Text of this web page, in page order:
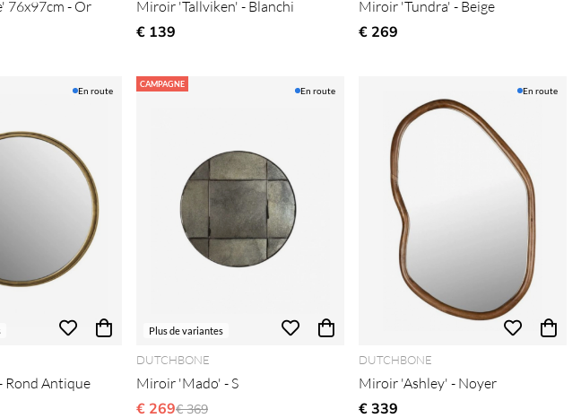
76x97cm - Or
Miroir 'Tallviken' - Blanchi
€ 139
Miroir 'Tundra' - Beige
€ 269
En route
Antique
CAMPAGNE
Plus de variantes
En route
DUTCHBONE
Miroir 'Mado' - S
€ 269Prix régulier:
€ 369
En route
DUTCHBONE
Miroir 'Ashley' - Noyer
€ 339